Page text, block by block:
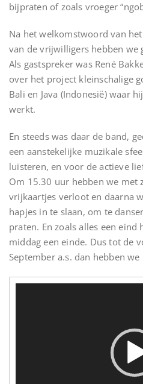
bijpraten of zoals vroeger
Na het welkomstwoord van
van de vrijwilligers hebben we
Als gastspreker was René
over het project kleinschalige
Bali en Java (Indonesië) waar
werkt.
En steeds was daar de band,
een aanstekelijke muzikale
luisteren, en voor de actieve
Om 15.30 uur hebben we met
vrijkaartjes verloot en daarna
hapjes in te slaan, om te
praten. En zoals alles een
middag een einde. Dus tot de
September a.s. dan hebben